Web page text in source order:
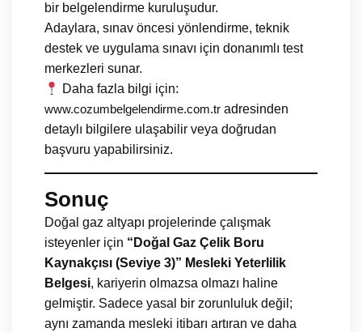
bir belgelendirme kuruluşudur.
Adaylara, sınav öncesi yönlendirme, teknik
destek ve uygulama sınavı için donanımlı test
merkezleri sunar.
Daha fazla bilgi için:
www.cozumbelgelendirme.com.tr adresinden
detaylı bilgilere ulaşabilir veya doğrudan
başvuru yapabilirsiniz.
Sonuç
Doğal gaz altyapı projelerinde çalışmak
isteyenler için “Doğal Gaz Çelik Boru
Kaynakçısı (Seviye 3)” Mesleki Yeterlilik
Belgesi, kariyerin olmazsa olmazı haline
gelmiştir. Sadece yasal bir zorunluluk değil;
aynı zamanda mesleki itibarı artıran ve daha